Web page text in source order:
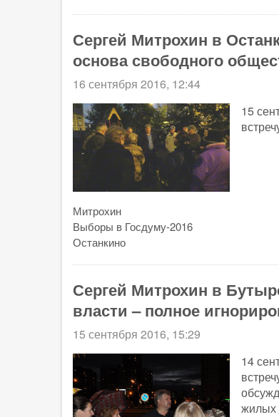
Сергей Митрохин в
основа свободного
16 сентября 2016, 12:44
15
Митрохин
Выборы в Госдуму-2016
Останкино
Сергей Митрохин в
власти – полное
15 сентября 2016, 15:29
14
жилых